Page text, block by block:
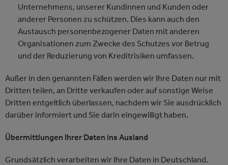
Unternehmens, unserer Kundinnen und Kunden oder
anderer Personen zu schützen. Dies kann auch den
Austausch personenbezogener Daten mit anderen
Organisationen zum Zwecke des Schutzes vor Betrug
und der Reduzierung von Kreditrisiken umfassen.
Außer in den genannten Fällen werden wir Ihre Daten nur mit
Dritten teilen, an Dritte verkaufen oder auf sonstige Weise
Dritten entgeltlich überlassen, nachdem wir Sie ausdrücklich
darüber informiert und Sie darin eingewilligt haben.
Übermittlungen Ihrer Daten ins Ausland
Grundsätzlich verarbeiten wir Ihre Daten in Deutschland.